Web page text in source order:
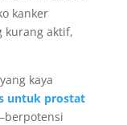
kanker
kurang aktif,
kaya
untuk prostat